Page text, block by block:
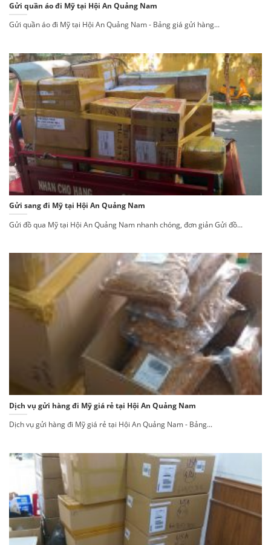
Gửi quần áo đi Mỹ tại Hội An Quảng Nam
Gửi quần áo đi Mỹ tại Hội An Quảng Nam - Bảng giá gửi hàng...
Gửi sang đi Mỹ tại Hội An Quảng Nam
Gửi đồ qua Mỹ tại Hội An Quảng Nam nhanh chóng, đơn giản Gửi đồ...
Dịch vụ gửi hàng đi Mỹ giá rẻ tại Hội An Quảng Nam
Dịch vụ gửi hàng đi Mỹ giá rẻ tại Hội An Quảng Nam - Bảng...